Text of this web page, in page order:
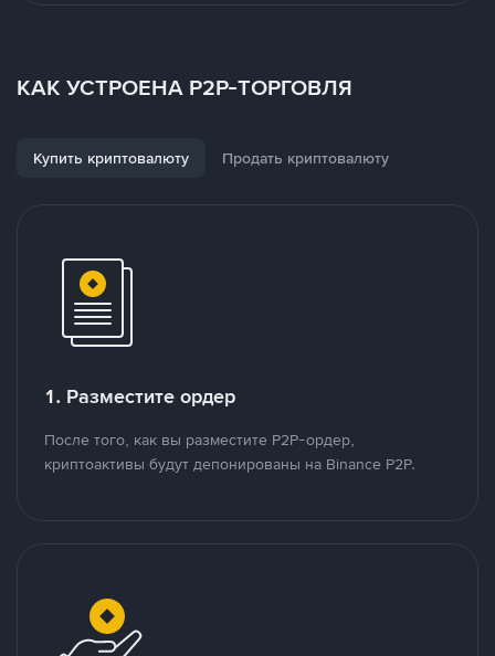
КАК УСТРОЕНА P2P-ТОРГОВЛЯ
Купить криптовалюту Продать криптовалюту
1. Разместите ордер
После того, как вы разместите P2P-ордер,
криптоактивы будут депонированы на Binance P2P.